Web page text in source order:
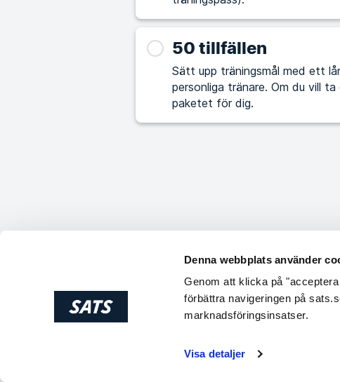
Denna webbplats använder
Genom att klicka på
förbättra navigeringen på
marknadsföringsinsatser.
Visa detaljer
50 tillfällen
Sätt upp träningsmål med ett
personliga tränare. Om du vill ta din träning och hälsa till nästa nivå är det här
paketet för dig.